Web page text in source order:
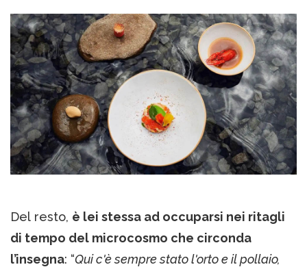
Del resto, è lei stessa ad occuparsi nei ritagli
di tempo del microcosmo che circonda
l’insegna: “Qui c'è sempre stato l'orto e il pollaio,